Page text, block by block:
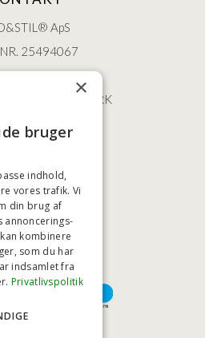
ApS
25494067
202
• DANMARK
3920 5084
×
bruger
indhold,
vores trafik. Vi
din brug af
annoncerings-
kombinere
som du har
indsamlet fra
Privatlivspolitik